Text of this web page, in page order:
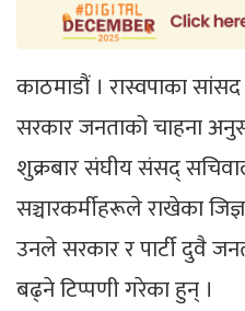
काठमाडौं । रास्वपाका
सरकार जनताको चाहना
शुक्रबार संघीय संसद्
सञ्चारकर्मीहरूले राखेका
उनले सरकार र पार्टी दुवै
बढ्ने टिप्पणी गरेका हुन् ।